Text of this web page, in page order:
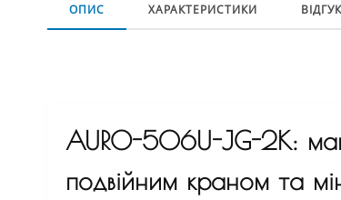
ОПИС ХАРАКТЕРИСТИКИ
AURO-506U-JG-2K:
подвійним краном та